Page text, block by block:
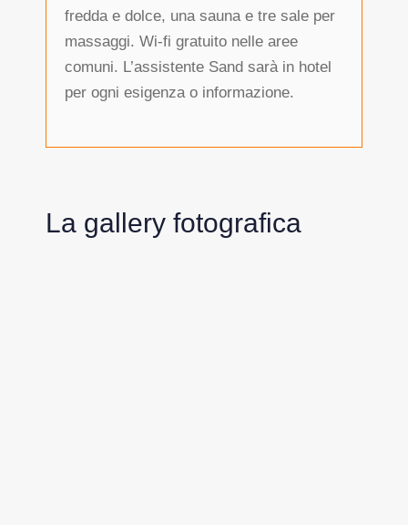
fredda e dolce, una sauna e tre sale per
massaggi. Wi-fi gratuito nelle aree
comuni. L’assistente Sand sarà in hotel
per ogni esigenza o informazione.
La gallery fotografica